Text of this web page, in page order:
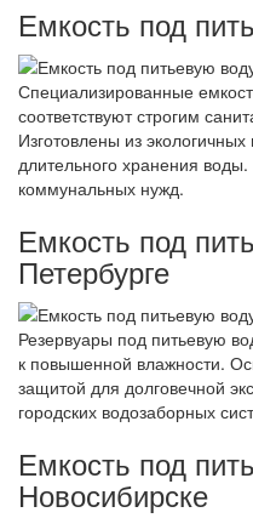
Емкость под
Специализированные
соответствуют строгим
Изготовлены из
длительного хранения
коммунальных нужд.
Емкость под
Петербурге
Резервуары под питьевую
к повышенной влажности.
защитой для долговечной
городских водозаборных
Емкость под
Новосибирске